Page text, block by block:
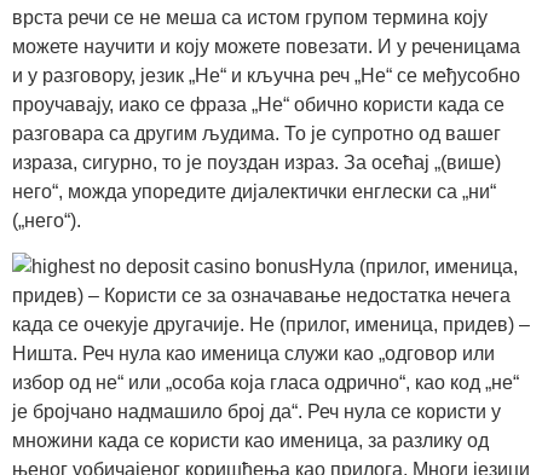
врста речи се не меша са истом групом термина коју
можете научити и коју можете повезати. И у реченицама
и у разговору, језик „Не“ и кључна реч „Не“ се међусобно
проучавају, иако се фраза „Не“ обично користи када се
разговара са другим људима. То је супротно од вашег
израза, сигурно, то је поуздан израз. За осећај „(више)
него“, можда упоредите дијалектички енглески са „ни“
(„него“).
Нула (прилог, именица,
придев) – Користи се за означавање недостатка нечега
када се очекује другачије. Не (прилог, именица, придев) –
Ништа. Реч нула као именица служи као „одговор или
избор од не“ или „особа која гласа одрично“, као код „не“
је бројчано надмашило број да“. Реч нула се користи у
множини када се користи као именица, за разлику од
њеног уобичајеног коришћења као прилога. Многи језици